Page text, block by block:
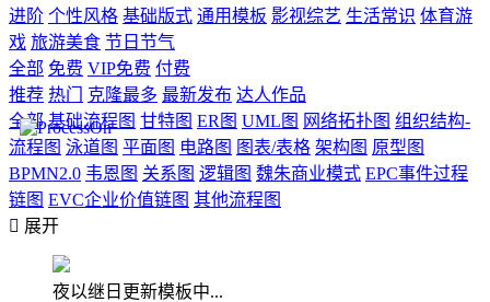
进阶 个性风格 基础版式 通用模板 影视综艺 生活常识 体育游
戏 旅游美食 节日节气
全部 免费 VIP免费 付费
推荐 热门 克隆最多 最新发布 达人作品
全部 基础流程图 甘特图 ER图 UML图 网络拓扑图 组织结构-
流程图 泳道图 平面图 电路图 图表/表格 架构图 原型图
BPMN2.0 韦恩图 关系图 逻辑图 魏朱商业模式 EPC事件过程
链图 EVC企业价值链图 其他流程图
 展开
夜以继日更新模板中...